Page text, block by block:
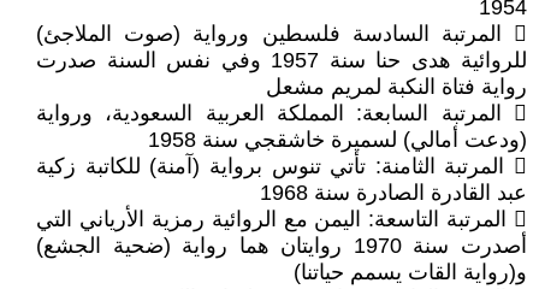
1954
 المرتبة السادسة فلسطين ورواية (صوت الملاجئ)
للروائية هدى حنا سنة 1957 وفي نفس السنة صدرت
رواية فتاة النكبة لمريم مشعل
 المرتبة السابعة: المملكة العربية السعودية، ورواية
(ودعت أمالي) لسميرة خاشقجي سنة 1958
 المرتبة الثامنة: تأتي تنوس برواية (آمنة) للكاتبة زكية
عبد القادرة الصادرة سنة 1968
 المرتبة التاسعة: اليمن مع الروائية رمزية الأرياني التي
أصدرت سنة 1970 روايتان هما رواية (ضحية الجشع)
و(رواية القات يسمم حياتنا)